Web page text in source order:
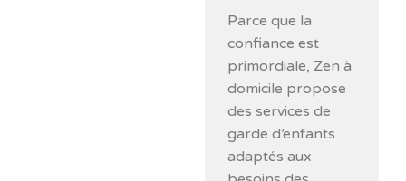
Parce que la
confiance est
primordiale, Zen à
domicile propose
des services de
garde d’enfants
adaptés aux